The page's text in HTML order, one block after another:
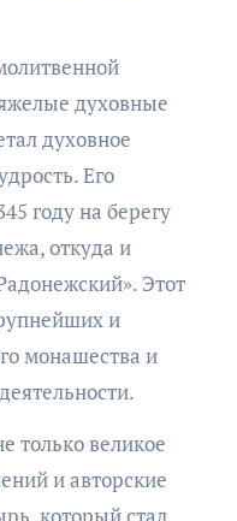
духовные
духовное
Его
году на берегу
откуда и
Этот
и
монашества и
только великое
и авторские